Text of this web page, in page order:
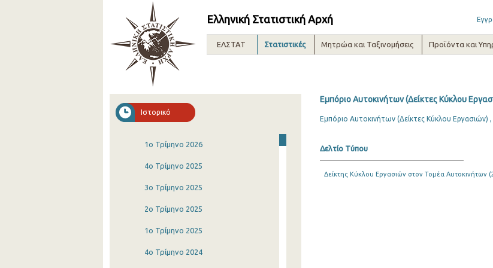
Ελληνική Στατιστική Αρχή
ΕΛΣΤΑΤ Στατιστικές Μητρώα και Ταξινομήσεις Προϊόντα και
Ιστορικό
1o Τρίμηνο 2026
4o Τρίμηνο 2025
3o Τρίμηνο 2025
2o Τρίμηνο 2025
1o Τρίμηνο 2025
4o Τρίμηνο 2024
Εμπόριο Αυτοκινήτων (Δείκτες Κύκλου
Εμπόριο Αυτοκινήτων (Δείκτες Κύκλου Εργασιών)
Δελτίο Τύπου
Δείκτης Κύκλου Εργασιών στον Τομέα Αυτοκινήτων